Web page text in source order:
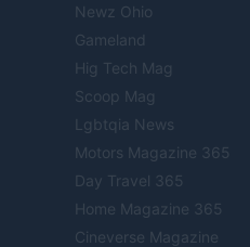
Newz Ohio
Gameland
Hig Tech Mag
Scoop Mag
Lgbtqia News
Motors Magazine 365
Day Travel 365
Home Magazine 365
Cineverse Magazine